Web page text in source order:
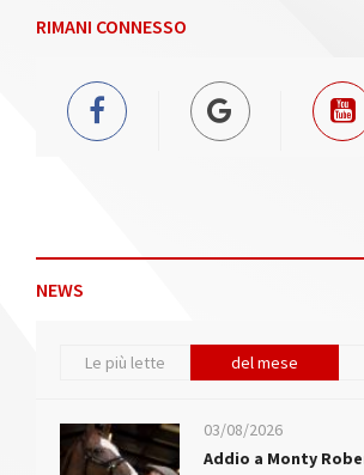
RIMANI CONNESSO
NEWS
Le più lette del mese
03/08/2026
Addio a Monty